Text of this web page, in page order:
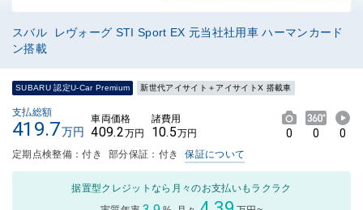
スバル レヴォーグ STI Sport EX 元当社社用車 ハーマンカード
ン搭載
SUBARU 認定U-Car Premium 新世代アイサイト＋アイサイトX 搭載車
支払総額
419.7万円
車両価格
409.2万円
諸費用
10.5万円 0 0 0
定期点検整備：付き 部分保証：付き 保証について
据置型クレジットなら月々のお支払いもラクラク